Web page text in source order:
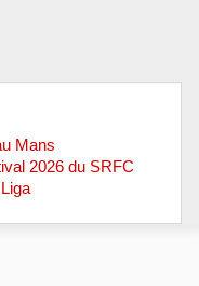
Mans
2026 du SRFC